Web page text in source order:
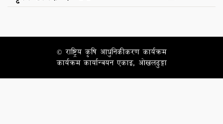
© राष्ट्रिय कृषि आधुनिकीकरण कार्यक्रम
कार्यक्रम कार्यान्वयन एकाइ, ओखलढुङ्गा